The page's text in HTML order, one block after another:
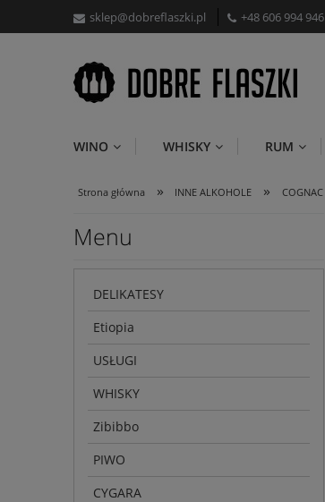
sklep@dobreflaszki.pl +48 606 994 946
WINO WHISKY RUM
Strona główna » INNE ALKOHOLE » COGNAC
Menu
DELIKATESY
Etiopia
USŁUGI
WHISKY
Zibibbo
PIWO
CYGARA